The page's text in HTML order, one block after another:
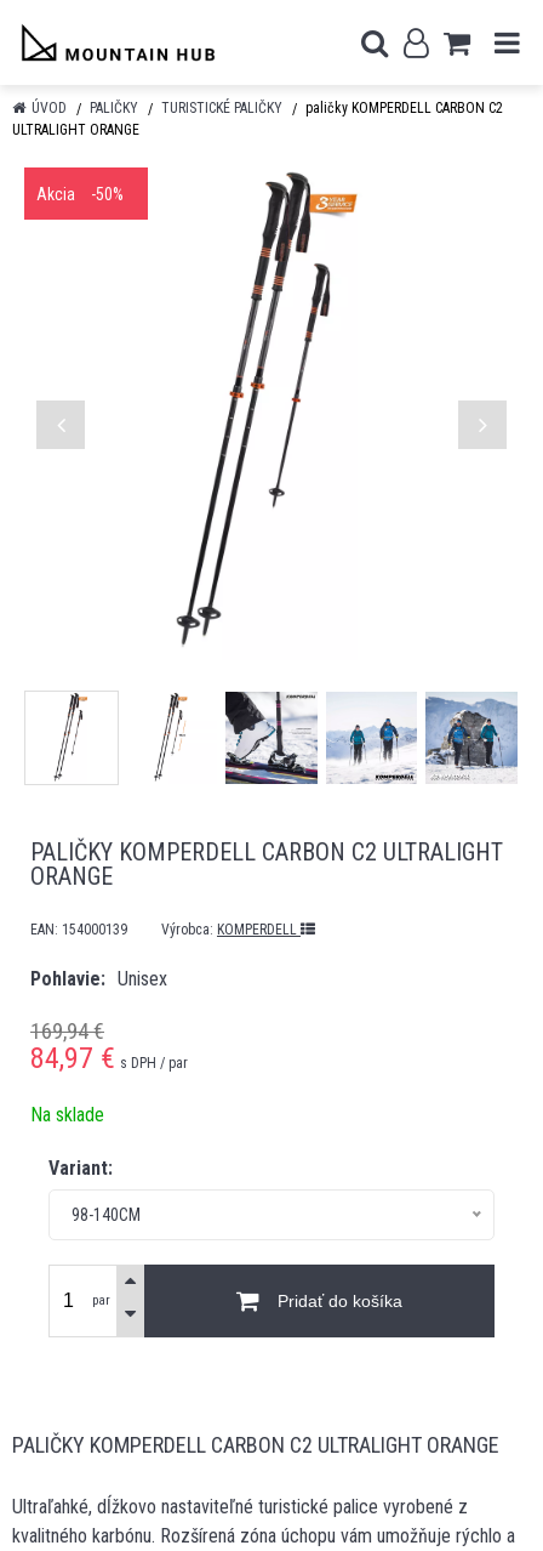
ÚVOD PALIČKY TURISTICKÉ PALIČKY
paličky KOMPERDELL CARBON C2
ULTRALIGHT ORANGE
Akcia -50%
PALIČKY KOMPERDELL CARBON C2 ULTRALIGHT
ORANGE
EAN: 154000139 Výrobca: KOMPERDELL
Pohlavie Unisex
169,94 €
84,97 € s DPH / par
Na sklade
Variant:
98-140CM
par Pridať do košíka
PALIČKY KOMPERDELL CARBON C2 ULTRALIGHT ORANGE
Ultraľahké, dĺžkovo nastaviteľné turistické palice vyrobené z
kvalitného karbónu. Rozšírená zóna úchopu vám umožňuje rýchlo a